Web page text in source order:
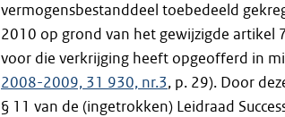
vermogensbestanddeel toebedeeld
2010 op grond van het gewijzigde artikel
voor die verkrijging heeft opgeofferd in
2008-2009, 31 930, nr.3, p. 29). Door
§ 11 van de (ingetrokken) Leidraad